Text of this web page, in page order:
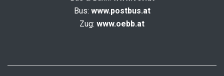
Bus: www.postbus.at
Zug: www.oebb.at